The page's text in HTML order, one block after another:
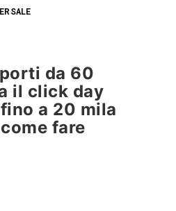
da 60
il click day
a 20 mila
fare